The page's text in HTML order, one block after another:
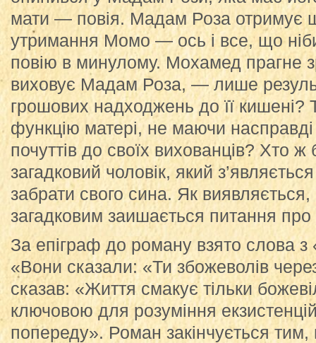
мати — повія. Мадам Роза отримує
утримання Момо — ось і все, що
повію в минулому. Мохамед прагне
виховує Мадам Роза, — лише
грошових надходжень до її кишені?
функцію матері, не маючи
почуттів до своїх вихованців? Хто
загадковий чоловік, який
забрати свого сина. Як
загадковим заишається питання про
За епіграф до роману взято слова
«Вони сказали: «Ти збожеволів
сказав: «Життя смакує тільки
ключовою для розуміння
попереду». Роман закінчується